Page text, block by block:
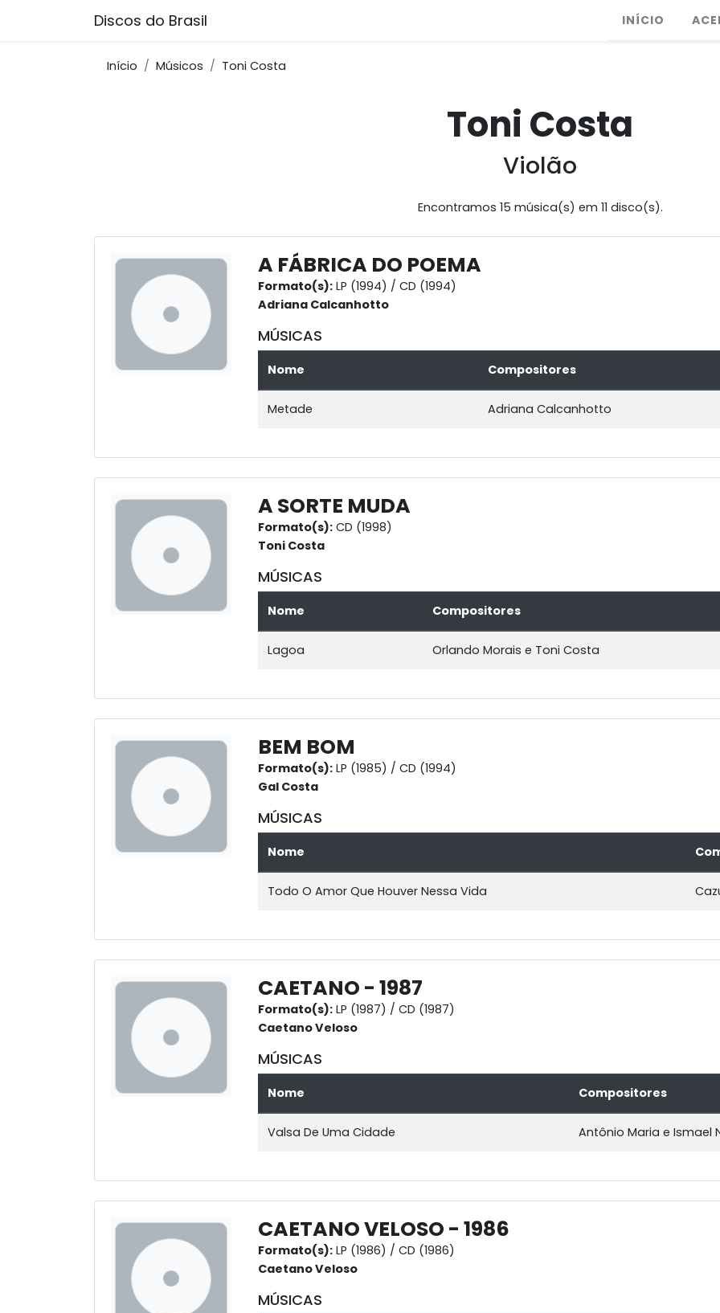
Discos do Brasil INÍCIO
Início Músicos Toni Costa
Toni Costa
Violão
Encontramos 15 música(s) em 11 disco(s).
A FÁBRICA DO POEMA
Formato(s): LP (1994) / CD (1994)
Adriana Calcanhotto
MÚSICAS
Nome Compositores
Metade Adriana Calcanhotto
A SORTE MUDA
Formato(s): CD (1998)
Toni Costa
MÚSICAS
Nome Compositores
Lagoa Orlando Morais e Toni Costa
BEM BOM
Formato(s): LP (1985) / CD (1994)
Gal Costa
MÚSICAS
Nome
Todo O Amor Que Houver Nessa Vida
CAETANO - 1987
Formato(s): LP (1987) / CD (1987)
Caetano Veloso
MÚSICAS
Nome Compositores
Valsa De Uma Cidade Antônio Maria e Ismael
CAETANO VELOSO - 1986
Formato(s): LP (1986) / CD (1986)
Caetano Veloso
MÚSICAS